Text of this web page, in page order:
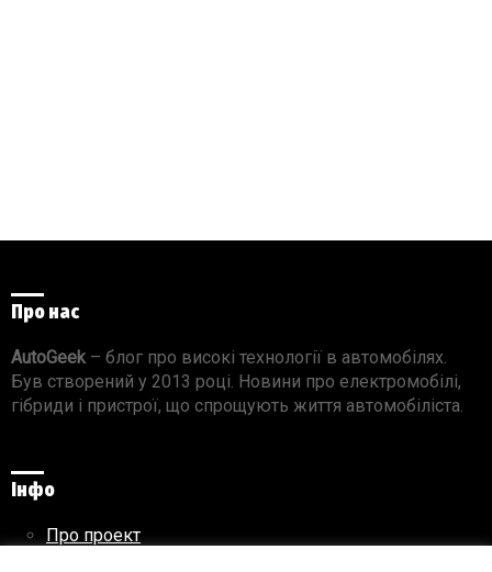
Про нас
AutoGeek– блог про високі технології в автомобілях.
Був створений у 2013 році. Новини про електромобілі,
гібриди і пристрої, що спрощують життя автомобіліста.
Інфо
Про проект